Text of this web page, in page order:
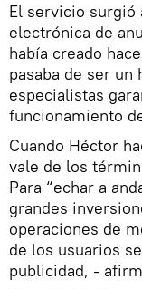
El servicio surgió
electrónica de
había creado
pasaba de ser un
especialistas
funcionamiento
Cuando Héctor
vale de los
Para “echar a
grandes
operaciones de
de los usuarios
publicidad, -